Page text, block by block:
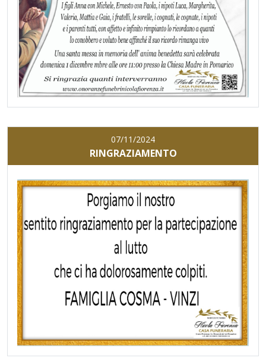
07/11/2024
RINGRAZIAMENTO